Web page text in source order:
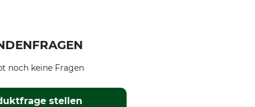
stellen
noch keine Fragen